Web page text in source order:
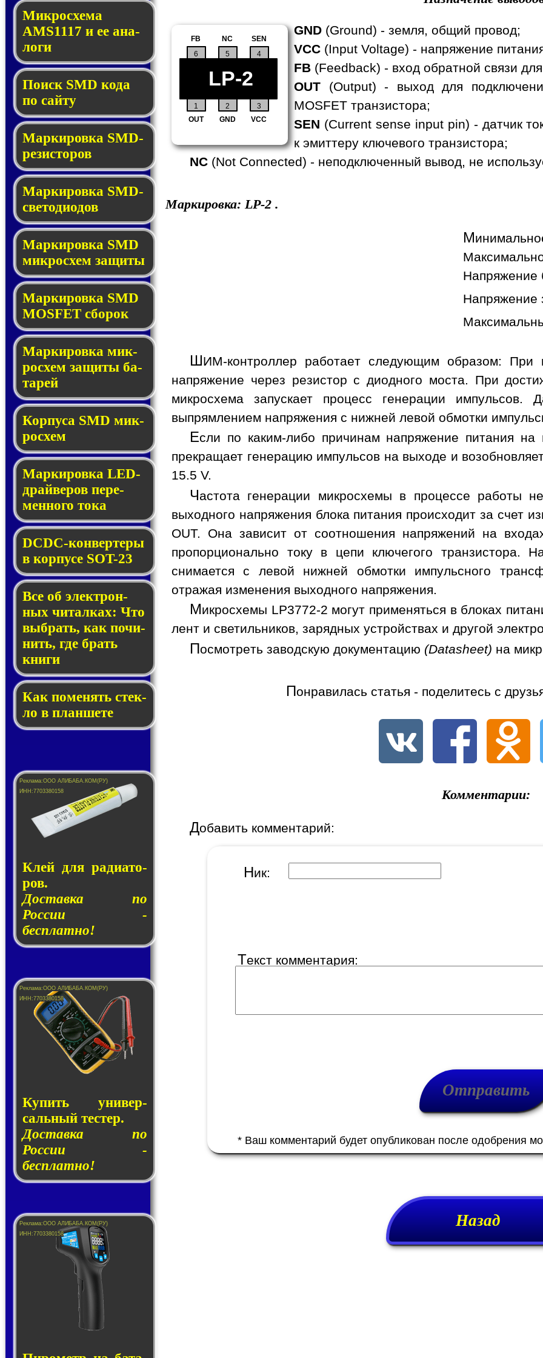
Микросхема
AMS1117 и ее ана­
ло­ги
Поиск SMD ко­да
по сай­ту
Маркировка SMD-
ре­зис­то­ров
Маркировка SMD-
све­то­дио­дов
Мар­ки­ров­ка SMD
мик­рос­хем защиты
Мар­ки­ров­ка SMD
MOSFET сбо­рок
Мар­ки­ров­ка мик­
ро­схем за­щи­ты ба­
та­рей
Корпуса SMD мик­
ро­схем
Маркировка LED-
драй­ве­ров пе­ре­
мен­но­го то­ка
DCDC-кон­вер­те­ры
в кор­пу­се SOT-23
Все об элек­трон­
ных чи­тал­ках: Что
выб­рать, как по­чи­
нить, где брать
кни­ги
Как по­ме­нять стек­
ло в планшете
Клей для ра­ди­а­то­
ров.
Доставка по
России -
бесплатно!
Купить уни­вер­
саль­ный тес­тер.
Доставка по
России -
бесплатно!
1 2 3
4
OUT GND VCC
SEN
NC
5
6
FB
LP-2
GND (Ground) - земля, общий провод;
VCC (Input Voltage) - напряжение
FB (Feedback) - вход обратной связи
OUT (Output) - выход для
MOSFET транзистора;
SEN (Current sense input pin) - датчик
к эмиттеру ключевого транзистора;
NC (Not Connected) - неподключенный вывод, не
Маркировка: LP-2 .
М
Напряжение
Напряжение
ШИМ-контроллер работает следующим образом: При
напряжение через резистор с диодного моста. При
микросхема запускает процесс генерации импульсов.
выпрямлением напряжения с нижней левой обмотки
Если по каким-либо причинам напряжение питания
прекращает генерацию импульсов на выходе и
15.5 V.
Частота генерации микросхемы в процессе работы
выходного напряжения блока питания происходит за счет
OUT. Она зависит от соотношения напряжений на
пропорционально току в цепи ключегого транзистора.
снимается с левой нижней обмотки импульсного
отражая изменения выходного напряжения.
Микросхемы LP3772-2 могут применяться в блоках
лент и светильников, зарядных устройствах и другой
Посмотреть заводскую документацию (Datasheet) на
Понравилась статья - поделитесь с
Комментарии:
Добавить комментарий:
Ник:
Текст комментария:
* Ваш комментарий будет опубликован после одобрения
Назад